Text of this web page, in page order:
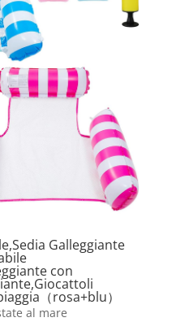
Galleggiante
con
（rosa+blu）
al mare